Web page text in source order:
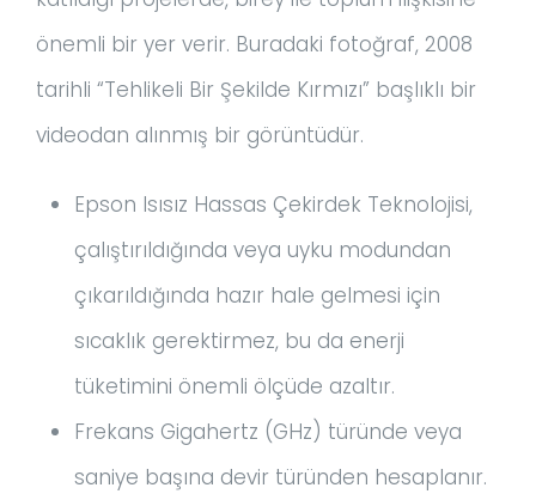
önemli bir yer verir. Buradaki fotoğraf, 2008
tarihli “Tehlikeli Bir Şekilde Kırmızı” başlıklı bir
videodan alınmış bir görüntüdür.
Epson Isısız Hassas Çekirdek Teknolojisi,
çalıştırıldığında veya uyku modundan
çıkarıldığında hazır hale gelmesi için
sıcaklık gerektirmez, bu da enerji
tüketimini önemli ölçüde azaltır.
Frekans Gigahertz (GHz) türünde veya
saniye başına devir türünden hesaplanır.